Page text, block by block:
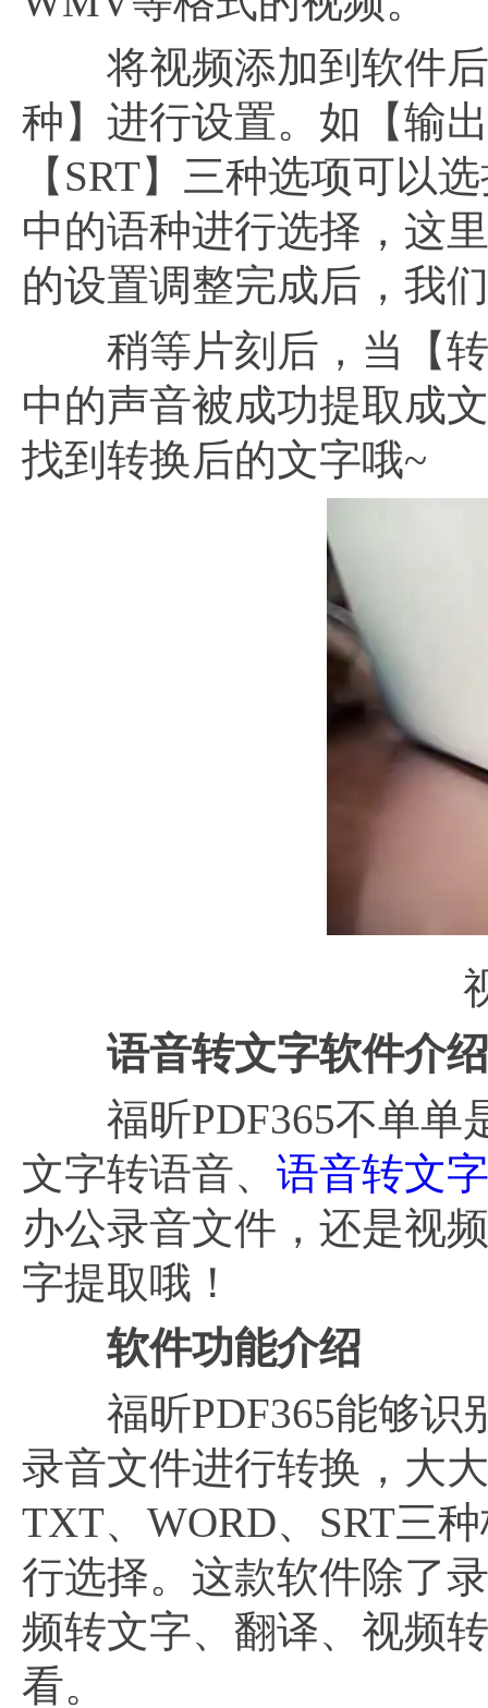
将视频添加到软件后
种】进行设置。如【输
【SRT】三种选项可以
中的语种进行选择，这
的设置调整完成后，我
稍等片刻后，当【转
中的声音被成功提取成
找到转换后的文字哦~
语音转文字软件介绍
福昕PDF365不单单
文字转语音、 语音转文字
办公录音文件，还是视
字提取哦！
软件功能介绍
福昕PDF365能够识
录音文件进行转换，大
TXT、WORD、SRT三
行选择。这款软件除了
频转文字、翻译、视频
看。